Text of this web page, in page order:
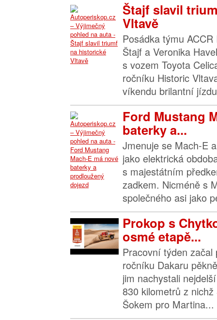
Štajf slavil
Vltavě
Posádka týmu
Štajf a Veronika
s vozem Toyota
ročníku Historic
víkendu brilantní
Ford Mustang
baterky a...
Jmenuje se Mach-E
jako elektrická
s majestátním
zadkem. Nicméně s
společného asi jako
Prokop s
osmé etapě...
Pracovní týden
ročníku Dakaru
jim nachystali
830 kilometrů z
Šokem pro Martina...